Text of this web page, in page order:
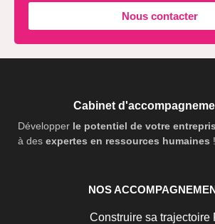
Nous contacter
Cabinet
Développer le potentiel de votre
à des expertes en ressources humaines !
NOS
Construire sa trajectoire